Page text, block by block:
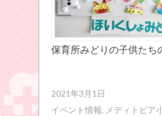
保育所みどりの子供たち
2021年3月1日
イベント情報, メディトピア